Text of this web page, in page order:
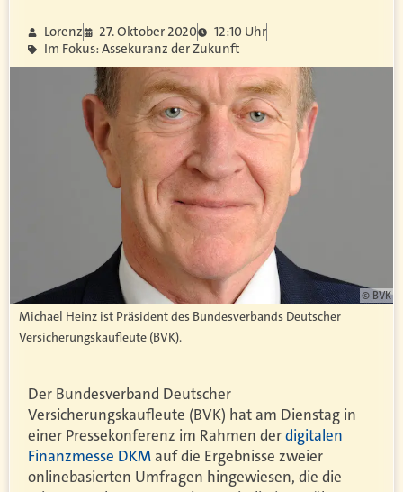
Lorenz 27. Oktober 2020
12:10 Uhr
Im Fokus: Assekuranz der Zukunft
© BVK
Michael Heinz ist Präsident des Bundesverbands Deutscher
Versicherungskaufleute (BVK).
Der Bundesverband Deutscher
Versicherungskaufleute (BVK) hat am Dienstag in
einer Pressekonferenz im Rahmen derdigitalen
Finanzmesse DKMauf die Ergebnisse zweier
onlinebasierten Umfragen hingewiesen, die die